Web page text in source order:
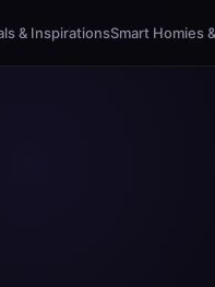
& InspirationsSmart Homies